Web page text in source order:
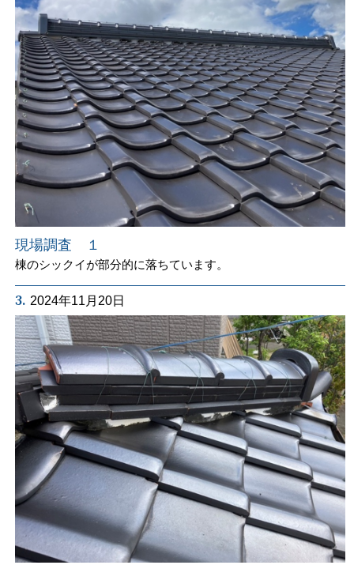
現場調査 １
棟のシックイが部分的に落ちています。
3. 2024年11月20日